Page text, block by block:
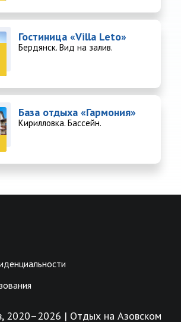
Гостиница «Villa Leto»
Бердянск. Вид на залив.
База отдыха «Гармония»
Кирилловка. Бассейн.
2020–2026 | Отдых на Азовском